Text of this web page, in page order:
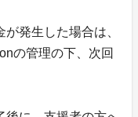
発生した場合は、
の管理の下、次回